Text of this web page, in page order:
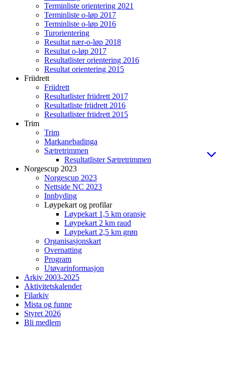
Terminliste orientering 2021
Terminliste o-løp 2017
Terminliste o-løp 2016
Turorientering
Resultat nær-o-løp 2018
Resultat o-løp 2017
Resultatlister orientering 2016
Resultat orientering 2015
Friidrett
Friidrett
Resultatlister friidrett 2017
Resultatliste friidrett 2016
Resultatlister friidrett 2015
Trim
Trim
Markanebadinga
Sætretrimmen
Resultatlister Sætretrimmen
Norgescup 2023
Norgescup 2023
Nettside NC 2023
Innbyding
Løypekart og profilar
Løypekart 1,5 km oransje
Løypekart 2 km raud
Løypekart 2,5 km grøn
Organisasjonskart
Overnatting
Program
Utøvarinformasjon
Arkiv 2003-2025
Aktivitetskalender
Filarkiv
Mista og funne
Styret 2026
Bli medlem